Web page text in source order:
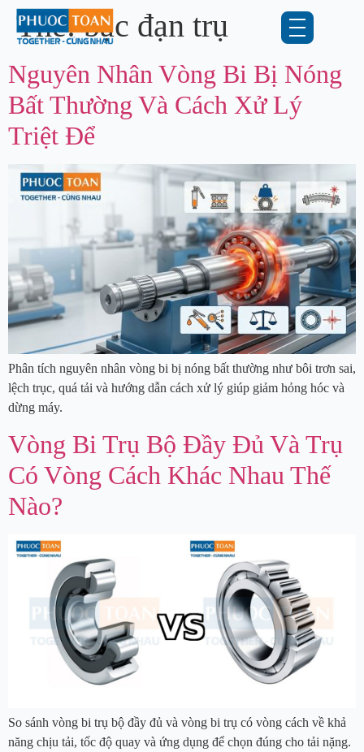
Thẻ:bạc đạn trụ
Nguyên Nhân Vòng Bi Bị Nóng
Bất Thường Và Cách Xử Lý
Triệt Để
Phân tích nguyên nhân vòng bi bị nóng bất thường như bôi trơn sai,
lệch trục, quá tải và hướng dẫn cách xử lý giúp giảm hỏng hóc và
dừng máy.
Vòng Bi Trụ Bộ Đầy Đủ Và Trụ
Có Vòng Cách Khác Nhau Thế
Nào?
So sánh vòng bi trụ bộ đầy đủ và vòng bi trụ có vòng cách về khả
năng chịu tải, tốc độ quay và ứng dụng để chọn đúng cho tải nặng.